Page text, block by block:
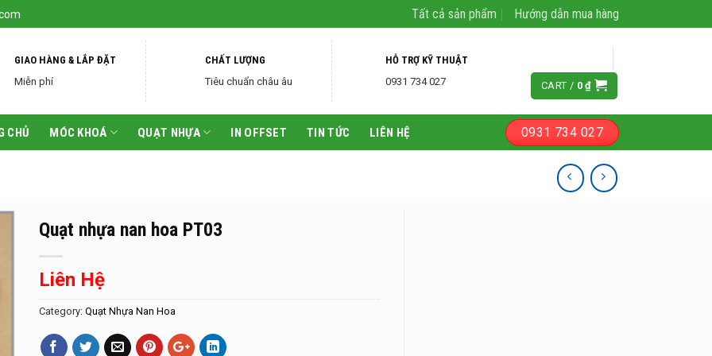
Tất cả sản phẩm Hướng dẫn mua hàng
GIAO HÀNG & LẮP ĐẶT
Miễn phí
CHẤT LƯỢNG
Tiêu chuẩn châu âu
HỖ TRỢ KỸ THUẬT
0931 734 027
CART / 0₫
CHỦ MÓC KHOÁ QUẠT NHỰA IN OFFSET TIN TỨC LIÊN HỆ 0931 734 027
Quạt nhựa nan hoa PT03
Liên Hệ
Category: Quạt Nhựa Nan Hoa